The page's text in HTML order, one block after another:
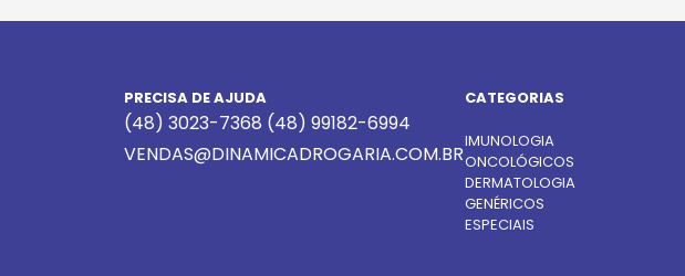
PRECISA DE AJUDA
(48) 3023-7368 (48) 99182-6994
VENDAS@DINAMICADROGARIA.COM.BR
CATEGORIAS
IMUNOLOGIA
ONCOLÓGICOS
DERMATOLOGIA
GENÉRICOS
ESPECIAIS